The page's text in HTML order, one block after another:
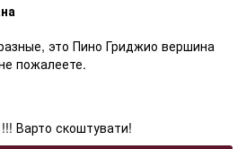
это Пино Гриджио вершина
пожалеете.
Варто скоштувати!